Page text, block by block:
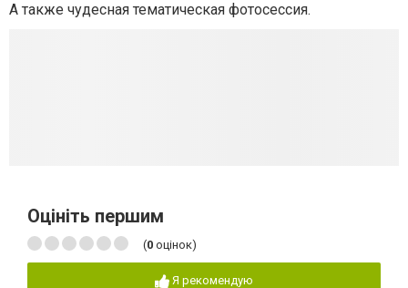
А также чудесная тематическая фотосессия.
Оцініть першим
(0 оцінок)
Я рекомендую